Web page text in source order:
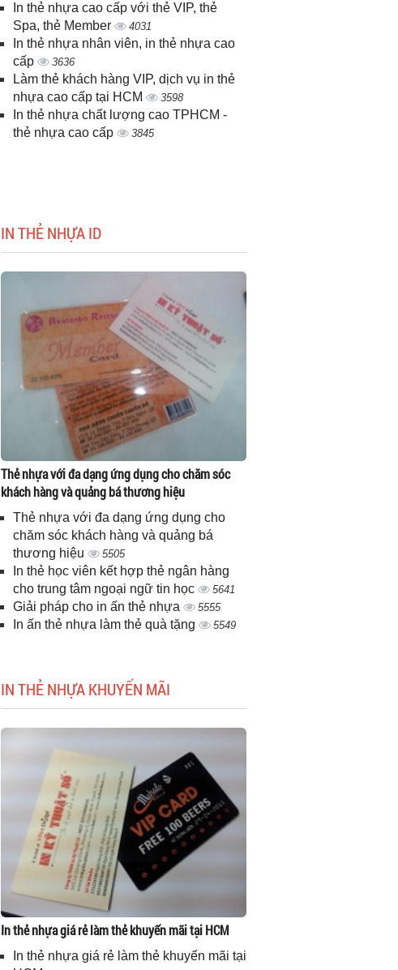
In thẻ nhựa cao cấp với thẻ VIP, thẻ
Spa, thẻ Member
4031
In thẻ nhựa nhân viên, in thẻ nhựa cao
cấp
3636
Làm thẻ khách hàng VIP, dịch vụ in thẻ
nhựa cao cấp tại HCM
3598
In thẻ nhựa chất lượng cao TPHCM -
thẻ nhựa cao cấp
3845
IN THẺ NHỰA ID
Thẻ nhựa với đa dạng ứng dụng cho chăm sóc
khách hàng và quảng bá thương hiệu
Thẻ nhựa với đa dạng ứng dụng cho
chăm sóc khách hàng và quảng bá
thương hiệu
5505
In thẻ học viên kết hợp thẻ ngân hàng
cho trung tâm ngoại ngữ tin học
5641
Giải pháp cho in ấn thẻ nhựa 5555
In ấn thẻ nhựa làm thẻ quà tặng 5549
IN THẺ NHỰA KHUYẾN MÃI
In thẻ nhựa giá rẻ làm thẻ khuyến mãi tại HCM
In thẻ nhựa giá rẻ làm thẻ khuyến mãi tại